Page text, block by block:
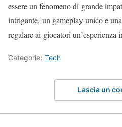
essere un fenomeno di grande
intrigante, un gameplay unico e
regalare ai giocatori un’esperienza
Categorie: Tech
Lascia un